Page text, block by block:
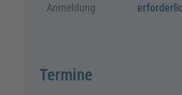
Anmeldung
Termine